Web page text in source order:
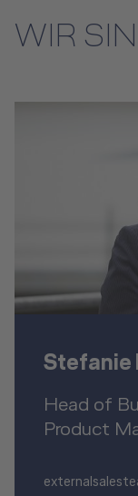
WIR
Stefanie
Head of
Product